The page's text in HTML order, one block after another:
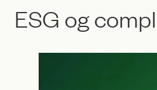
Wiersholm
ESG og